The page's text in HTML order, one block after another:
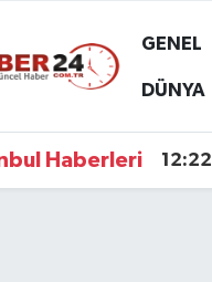
GENEL
DÜNYA
Haberleri 12:22
Durumu ve Fikstür